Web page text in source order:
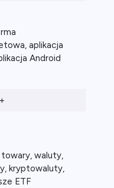
aplikacja
Android
towary, waluty,
kryptowaluty,
ETF